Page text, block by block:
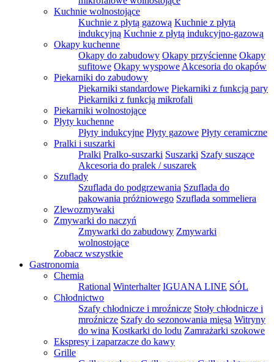
Kuchnie wolnostojące
Kuchnie z płytą gazową Kuchnie z płytą
indukcyjną Kuchnie z płytą indukcyjno-gazową
Okapy kuchenne
Okapy do zabudowy Okapy przyścienne Okapy
sufitowe Okapy wyspowe Akcesoria do okapów
Piekarniki do zabudowy
Piekarniki standardowe Piekarniki z funkcją pary
Piekarniki z funkcją mikrofali
Piekarniki wolnostojące
Płyty kuchenne
Płyty indukcyjne Płyty gazowe Płyty ceramiczne
Pralki i suszarki
Pralki Pralko-suszarki Suszarki Szafy suszące
Akcesoria do pralek / suszarek
Szuflady
Szuflada do podgrzewania Szuflada do
pakowania próżniowego Szuflada sommeliera
Zlewozmywaki
Zmywarki do naczyń
Zmywarki do zabudowy Zmywarki
wolnostojące
Zobacz wszystkie
Gastronomia
Chemia
Rational Winterhalter IGUANA LINE SÓL
Chłodnictwo
Szafy chłodnicze i mroźnicze Stoły chłodnicze i
mroźnicze Szafy do sezonowania mięsa Witryny
do wina Kostkarki do lodu Zamrażarki szokowe
Ekspresy i zaparzacze do kawy
Grille